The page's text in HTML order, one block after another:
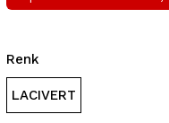
Renk
LACIVERT